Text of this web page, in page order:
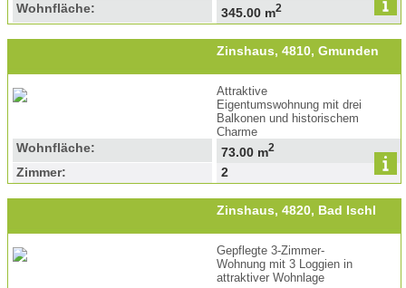
Wohnfläche: 345.00 m2
Zinshaus, 4810, Gmunden
Attraktive
Eigentumswohnung mit drei
Balkonen und historischem
Charme
Wohnfläche: 73.00 m2
Zimmer: 2
Zinshaus, 4820, Bad Ischl
Gepflegte 3-Zimmer-
Wohnung mit 3 Loggien in
attraktiver Wohnlage